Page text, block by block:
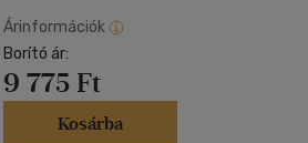
Árinformációk
Borító ár:
9 775 Ft
Kosárba